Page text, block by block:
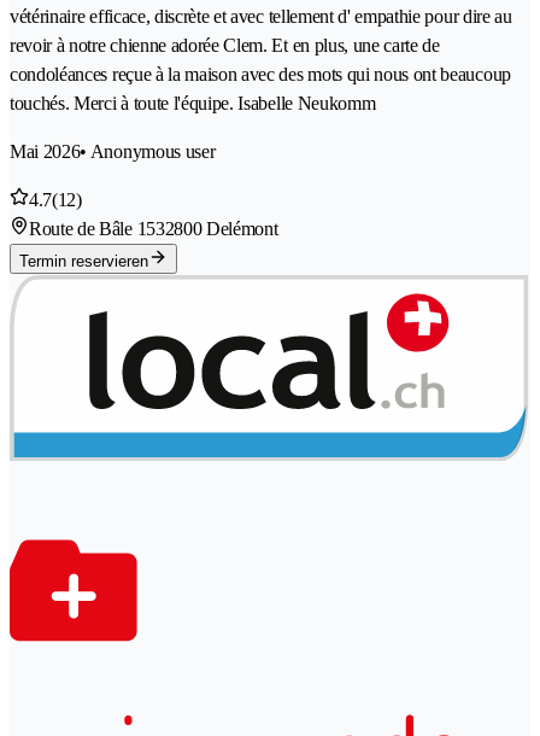
vétérinaire efficace, discrète et avec tellement d' empathie pour dire au
revoir à notre chienne adorée Clem. Et en plus, une carte de
condoléances reçue à la maison avec des mots qui nous ont beaucoup
touchés. Merci à toute l'équipe. Isabelle Neukomm
Mai 2026• Anonymous user
4.7(12)
Route de Bâle 1532800 Delémont
Termin reservieren